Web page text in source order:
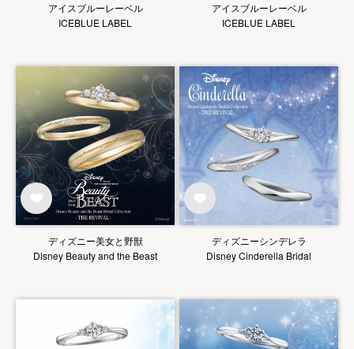
アイスブルーレーベル
ICEBLUE LABEL
アイスブルーレーベル
ICEBLUE LABEL
ディズニー美女と野獣
Disney Beauty and the Beast
ディズニーシンデレラ
Disney Cinderella Bridal